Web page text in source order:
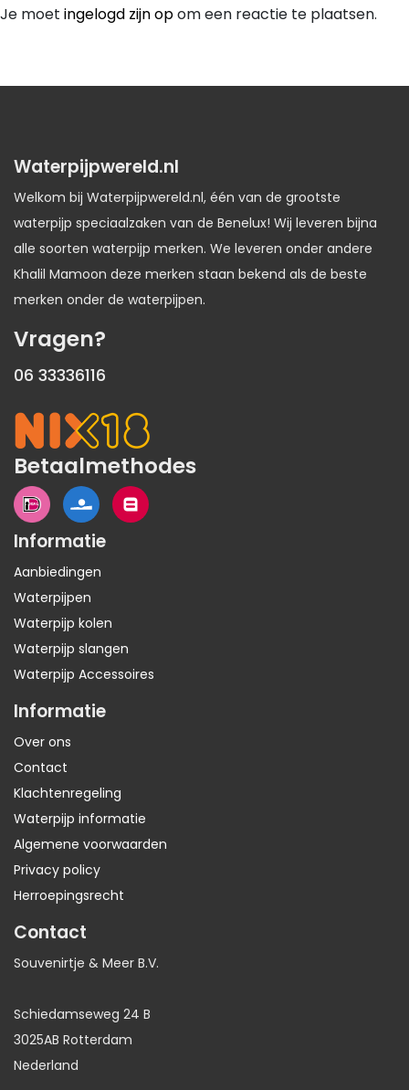
Je moet ingelogd zijn opom een reactie te plaatsen.
Waterpijpwereld.nl
Welkom bij Waterpijpwereld.nl, één van de grootste
waterpijp speciaalzaken van de Benelux! Wij leveren bijna
alle soorten waterpijp merken. We leveren onder andere
Khalil Mamoon deze merken staan bekend als de beste
merken onder de waterpijpen.
Vragen?
06 33336116
Betaalmethodes
Informatie
Aanbiedingen
Waterpijpen
Waterpijp kolen
Waterpijp slangen
Waterpijp Accessoires
Informatie
Over ons
Contact
Klachtenregeling
Waterpijp informatie
Algemene voorwaarden
Privacy policy
Herroepingsrecht
Contact
Souvenirtje & Meer B.V.
Schiedamseweg 24 B
3025AB Rotterdam
Nederland